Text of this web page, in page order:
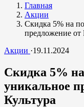
Главная
Акции
Скидка 5% на
предложение от
Акции ·19.11.2024
Скидка 5%
уникальное
Культура